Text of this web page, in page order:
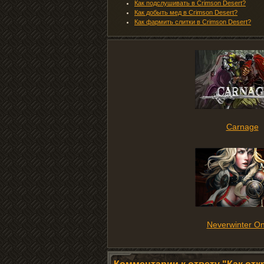
Как подслушивать в Crimson Desert?
Как добыть мед в Crimson Desert?
Как фармить слитки в Crimson Desert?
Carnage
Neverwinter